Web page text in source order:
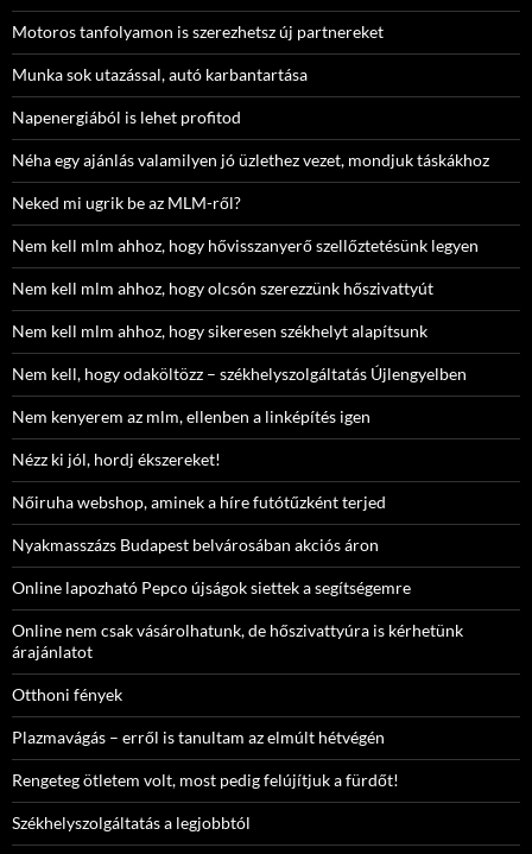
Motoros tanfolyamon is szerezhetsz új partnereket
Munka sok utazással, autó karbantartása
Napenergiából is lehet profitod
Néha egy ajánlás valamilyen jó üzlethez vezet, mondjuk táskákhoz
Neked mi ugrik be az MLM-ről?
Nem kell mlm ahhoz, hogy hővisszanyerő szellőztetésünk legyen
Nem kell mlm ahhoz, hogy olcsón szerezzünk hőszivattyút
Nem kell mlm ahhoz, hogy sikeresen székhelyt alapítsunk
Nem kell, hogy odaköltözz – székhelyszolgáltatás Újlengyelben
Nem kenyerem az mlm, ellenben a linképítés igen
Nézz ki jól, hordj ékszereket!
Nőiruha webshop, aminek a híre futótűzként terjed
Nyakmasszázs Budapest belvárosában akciós áron
Online lapozható Pepco újságok siettek a segítségemre
Online nem csak vásárolhatunk, de hőszivattyúra is kérhetünk
árajánlatot
Otthoni fények
Plazmavágás – erről is tanultam az elmúlt hétvégén
Rengeteg ötletem volt, most pedig felújítjuk a fürdőt!
Székhelyszolgáltatás a legjobbtól